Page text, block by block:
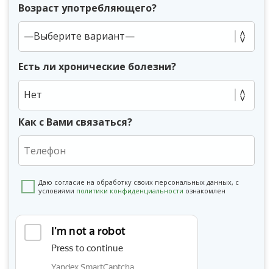
Возраст употребляющего?
Есть ли хронические болезни?
Нет
Как с Вами связаться?
Даю согласие на обработку своих персональных данных, с
условиями политики конфиденциальности ознакомлен